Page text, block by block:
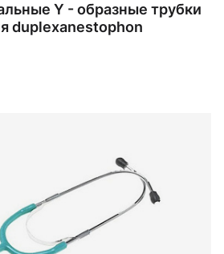
Y - образные трубки
duplexanestophon